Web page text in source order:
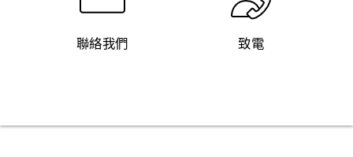
聯絡我們 致電